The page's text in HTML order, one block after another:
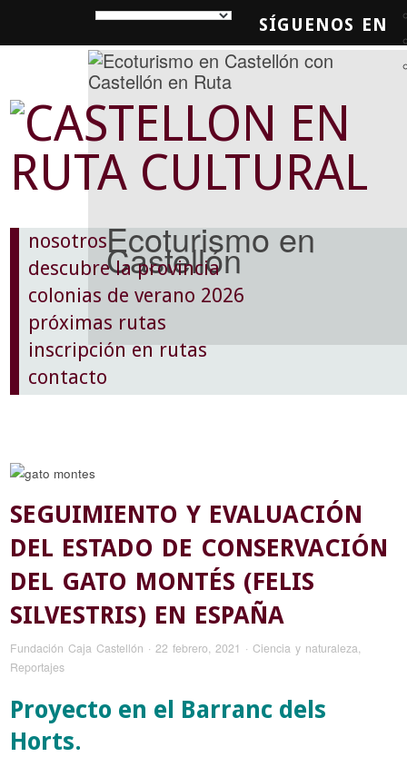
SÍGUENOS EN
Ecoturismo en
Castellón
nosotros
descubre la provincia
colonias de verano 2026
próximas rutas
inscripción en rutas
contacto
SEGUIMIENTO Y EVALUACIÓN
DEL ESTADO DE CONSERVACIÓN
DEL GATO MONTÉS (FELIS
SILVESTRIS) EN ESPAÑA
Fundación Caja Castellón ·22 febrero, 2021 ·Ciencia y naturaleza,
Reportajes
Proyecto en el Barranc dels
Horts.